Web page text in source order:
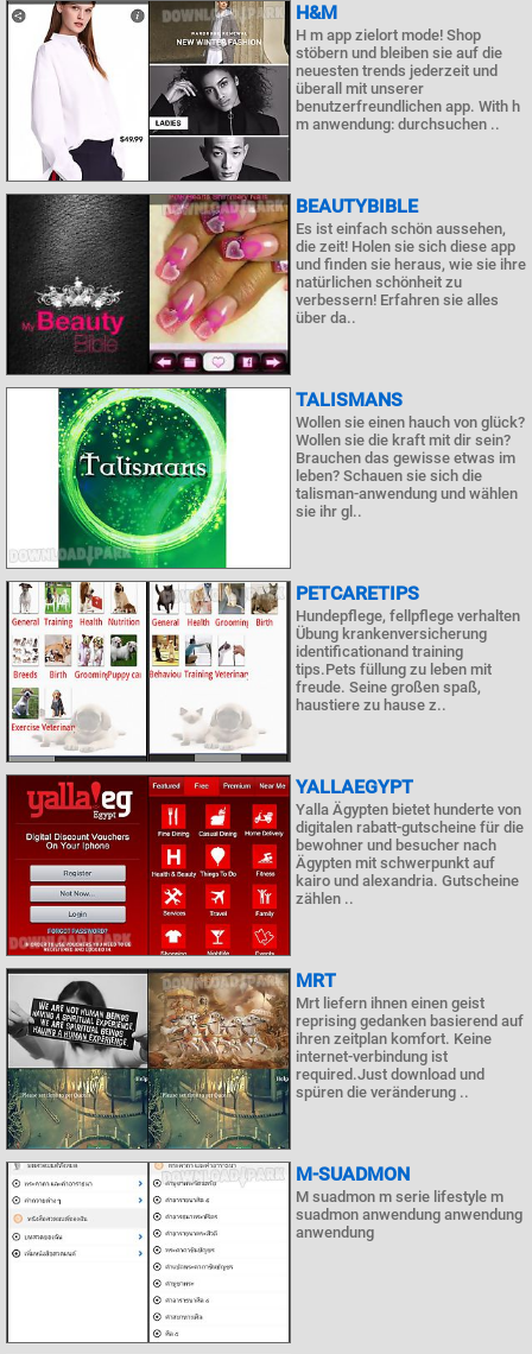
H&M
H m app zielort mode! Shop
stöbern und bleiben sie auf die
neuesten trends jederzeit und
überall mit unserer
benutzerfreundlichen app. With h
m anwendung: durchsuchen ..
BEAUTYBIBLE
Es ist einfach schön aussehen,
die zeit! Holen sie sich diese app
und finden sie heraus, wie sie ihre
natürlichen schönheit zu
verbessern! Erfahren sie alles
über da..
TALISMANS
Wollen sie einen hauch von glück?
Wollen sie die kraft mit dir sein?
Brauchen das gewisse etwas im
leben? Schauen sie sich die
talisman-anwendung und wählen
sie ihr gl..
PETCARETIPS
Hundepflege, fellpflege verhalten
Übung krankenversicherung
identificationand training
tips.Pets füllung zu leben mit
freude. Seine großen spaß,
haustiere zu hause z..
YALLAEGYPT
Yalla Ägypten bietet hunderte von
digitalen rabatt-gutscheine für die
bewohner und besucher nach
Ägypten mit schwerpunkt auf
kairo und alexandria. Gutscheine
zählen ..
MRT
Mrt liefern ihnen einen geist
reprising gedanken basierend auf
ihren zeitplan komfort. Keine
internet-verbindung ist
required.Just download und
spüren die veränderung ..
M-SUADMON
M suadmon m serie lifestyle m
suadmon anwendung anwendung
anwendung